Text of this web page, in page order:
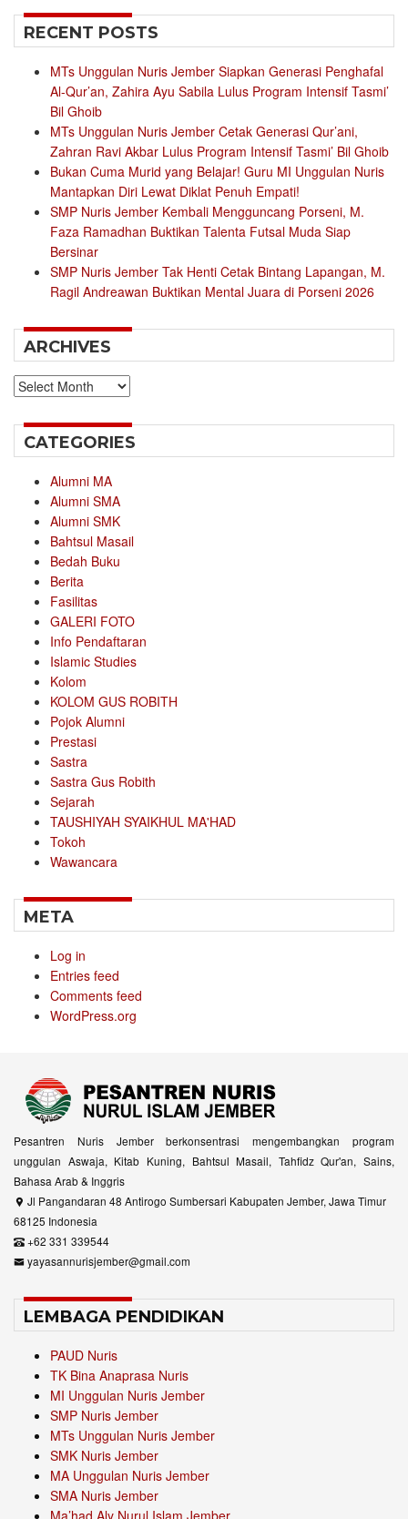
RECENT POSTS
MTs Unggulan Nuris Jember Siapkan Generasi Penghafal
Al-Qur’an, Zahira Ayu Sabila Lulus Program Intensif Tasmi’
Bil Ghoib
MTs Unggulan Nuris Jember Cetak Generasi Qur’ani,
Zahran Ravi Akbar Lulus Program Intensif Tasmi’ Bil Ghoib
Bukan Cuma Murid yang Belajar! Guru MI Unggulan Nuris
Mantapkan Diri Lewat Diklat Penuh Empati!
SMP Nuris Jember Kembali Mengguncang Porseni, M.
Faza Ramadhan Buktikan Talenta Futsal Muda Siap
Bersinar
SMP Nuris Jember Tak Henti Cetak Bintang Lapangan, M.
Ragil Andreawan Buktikan Mental Juara di Porseni 2026
ARCHIVES
Archives
CATEGORIES
Alumni MA
Alumni SMA
Alumni SMK
Bahtsul Masail
Bedah Buku
Berita
Fasilitas
GALERI FOTO
Info Pendaftaran
Islamic Studies
Kolom
KOLOM GUS ROBITH
Pojok Alumni
Prestasi
Sastra
Sastra Gus Robith
Sejarah
TAUSHIYAH SYAIKHUL MA'HAD
Tokoh
Wawancara
META
Log in
Entries feed
Comments feed
WordPress.org
Pesantren Nuris Jember berkonsentrasi mengembangkan program
unggulan Aswaja, Kitab Kuning, Bahtsul Masail, Tahfidz Qur'an, Sains,
Bahasa Arab & Inggris
Jl Pangandaran 48 Antirogo Sumbersari Kabupaten Jember, Jawa Timur
68125 Indonesia
+62 331 339544
yayasannurisjember@gmail.com
LEMBAGA PENDIDIKAN
PAUD Nuris
TK Bina Anaprasa Nuris
MI Unggulan Nuris Jember
SMP Nuris Jember
MTs Unggulan Nuris Jember
SMK Nuris Jember
MA Unggulan Nuris Jember
SMA Nuris Jember